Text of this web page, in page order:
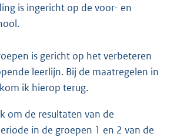
is ingericht op de voor- en
is gericht op het verbeteren
leerlijn. Bij de maatregelen in
ik hierop terug.
om de resultaten van de
in de groepen 1 en 2 van de